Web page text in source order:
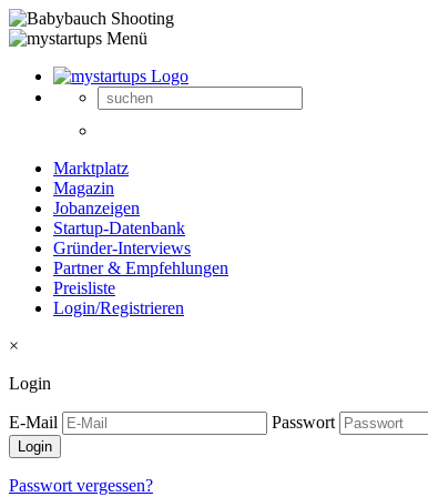
Marktplatz
Magazin
Jobanzeigen
Startup-Datenbank
Gründer-Interviews
Partner & Empfehlungen
Preisliste
Login/Registrieren
×
Login
E-Mail Passwort
Passwort vergessen?